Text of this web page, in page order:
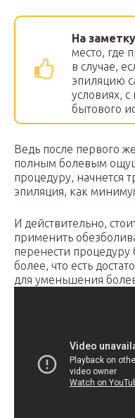
На
место, где
в случае,
эпиляцию
условиях,
бытового
Ведь после первого
полным болевым
процедуру, начнется
эпиляция, как
И действительно,
применить
перенести процедуру
более, что есть
для уменьшения